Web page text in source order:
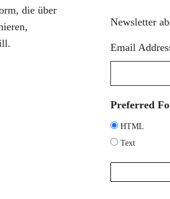
die über
Newsletter
Email
Preferred
HTML
Text